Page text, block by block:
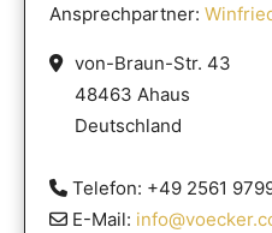
Ansprechpartner:
von-Braun-Str. 43
48463 Ahaus
Deutschland
Telefon: +49 2561
E-Mail: